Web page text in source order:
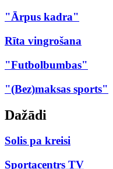
"Ārpus kadra"
Rīta vingrošana
"Futbolbumbas"
"(Bez)maksas sports"
Dažādi
Solis pa kreisi
Sportacentrs TV